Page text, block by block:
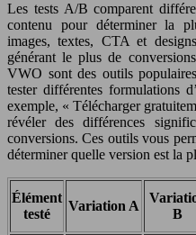
Les tests A/B comparent
contenu pour déterminer la
images, textes, CTA et
générant le plus de
VWO sont des outils
tester différentes formulations
exemple, « Télécharger
révéler des différences
conversions. Ces outils vous
déterminer quelle version est la
Élément
testé
Variation A
B